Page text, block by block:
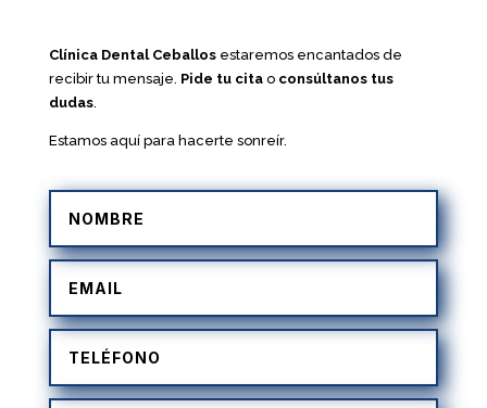
Clínica Dental Ceballosestaremos encantados de
recibir tu mensaje. Pide tu citao consúltanos tus
dudas.
Estamos aquí para hacerte sonreír.